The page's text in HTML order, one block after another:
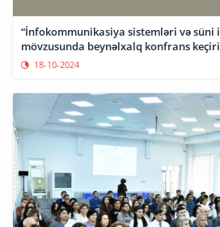
“İnfokommunikasiya sistemləri və süni
mövzusunda beynəlxalq konfrans
18-10-2024